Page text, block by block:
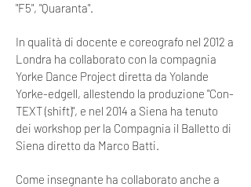
"F5", "Quaranta".
In qualità di docente e coreografo nel 2012 a
Londra ha collaborato con la compagnia
Yorke Dance Project diretta da Yolande
Yorke-edgell, allestendo la produzione "Con-
TEXT (shift)", e nel 2014 a Siena ha tenuto
dei workshop per la Compagnia il Balletto di
Siena diretto da Marco Batti.
Come insegnante ha collaborato anche a